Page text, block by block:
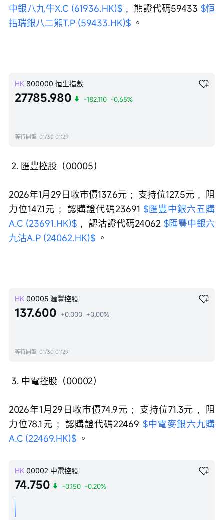
中銀八九牛X.C (61936.HK)$ ，熊證代碼59433 $恒
指瑞銀八二熊T.P (59433.HK)$ 。
HK 800000 恒生指數
27785.980 -182.110 -0.65%
等待開盤 01/30 01:29
2. 匯豐控股（00005）
2026年1月29日收市價137.6元 ；支持位127.5元 ，阻
力位147.1元 ；認購證代碼23691 $匯豐中銀六五購
A.C (23691.HK)$ ，認沽證代碼24062 $匯豐中銀六
九沽A.P (24062.HK)$ 。
HK 00005 滙豐控股
137.600 +0.000 +0.00%
等待開盤 01/30 01:29
3. 中電控股（00002）
2026年1月29日收市價74.9元 ；支持位71.3元 ，阻
力位78.1元 ；認購證代碼22469 $中電麥銀六九購
A.C (22469.HK)$ 。
HK 00002 中電控股
74.750 -0.150 -0.20%